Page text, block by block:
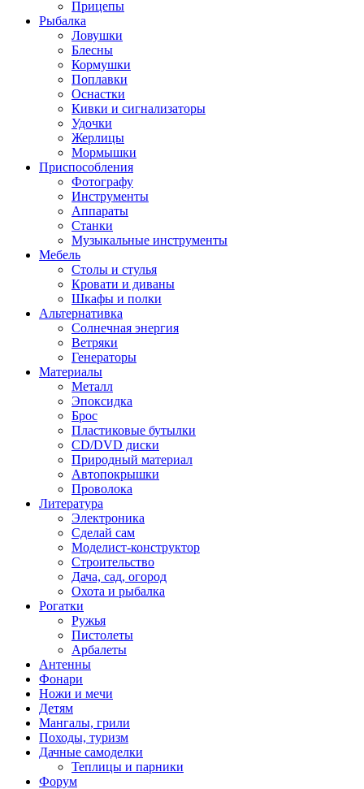
Прицепы
Рыбалка
Ловушки
Блесны
Кормушки
Поплавки
Оснастки
Кивки и сигнализаторы
Удочки
Жерлицы
Мормышки
Приспособления
Фотографу
Инструменты
Аппараты
Станки
Музыкальные инструменты
Мебель
Столы и стулья
Кровати и диваны
Шкафы и полки
Альтернативка
Солнечная энергия
Ветряки
Генераторы
Материалы
Металл
Эпоксидка
Брос
Пластиковые бутылки
CD/DVD диски
Природный материал
Автопокрышки
Проволока
Литература
Электроника
Сделай сам
Моделист-конструктор
Строительство
Дача, сад, огород
Охота и рыбалка
Рогатки
Ружья
Пистолеты
Арбалеты
Антенны
Фонари
Ножи и мечи
Детям
Мангалы, грили
Походы, туризм
Дачные самоделки
Теплицы и парники
Форум